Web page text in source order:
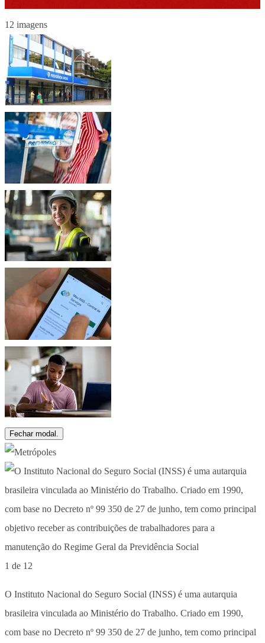
12 imagens
Fechar modal.
1 de 12
O Instituto Nacional do Seguro Social (INSS) é uma autarquia
brasileira vinculada ao Ministério do Trabalho. Criado em 1990,
com base no Decreto nº 99 350 de 27 de junho, tem como principal